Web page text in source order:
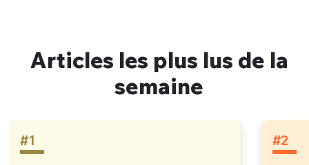
Articles les plus lus de la
semaine
#1 #2